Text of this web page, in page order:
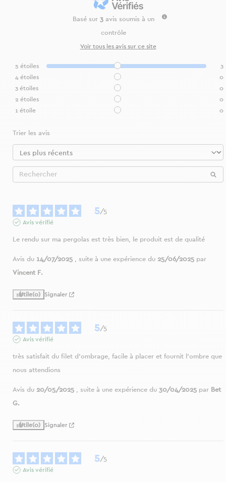
Basé sur 3 avis soumis à un
contrôle
Voir tous les avis sur ce site
5 étoiles
3
4 étoiles
0
3 étoiles
0
2 étoiles
0
1 étoile 0
Trier les avis
5/5
Avis vérifié
Le rendu sur ma pergolas est très bien, le produit est de qualité
Avis du 14/07/2025 , suite à une expérience du 25/06/2025 par
Vincent F.
Utile(0) Signaler
5/5
Avis vérifié
très satisfait du filet d'ombrage, facile à placer et fournit l'ombre que
nous attendions
Avis du 20/05/2025 , suite à une expérience du 30/04/2025 par Bet
G.
Utile(0) Signaler
5/5
Avis vérifié